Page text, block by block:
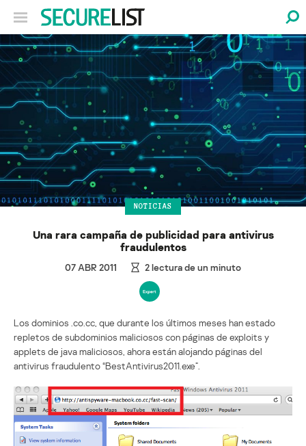
NOTICIAS
Una rara campaña de publicidad para antivirus
fraudulentos
07 ABR 2011 2lectura de un minuto
Los dominios .co.cc, que durante los últimos meses han estado
repletos de subdominios maliciosos con páginas de exploits y
applets de java maliciosos, ahora están alojando páginas del
antivirus fraudulento “BestAntivirus2011.exe”.